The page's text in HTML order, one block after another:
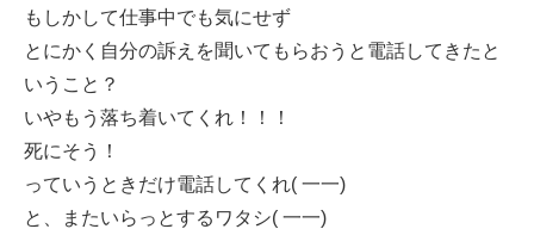
もしかして仕事中でも気にせず
とにかく自分の訴えを聞いてもらおうと電話してきたと
いうこと？
いやもう落ち着いてくれ！！！
死にそう！
っていうときだけ電話してくれ( 一一)
と、またいらっとするワタシ( 一一)